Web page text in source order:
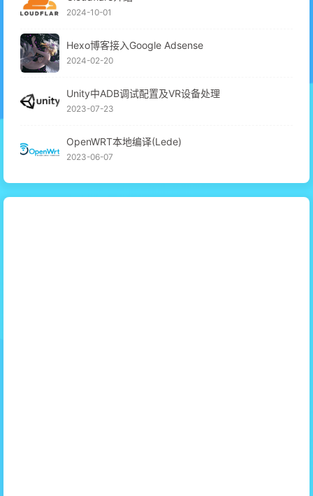
2024-10-01
Hexo博客接入Google Adsense
2024-02-20
Unity中ADB调试配置及VR设备处理
2023-07-23
OpenWRT本地编译(Lede)
2023-06-07